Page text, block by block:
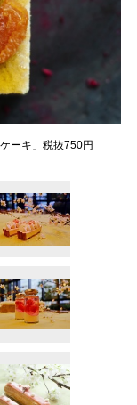
ーキ」税抜750円